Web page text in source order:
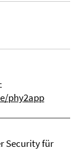
phy2app
Security für